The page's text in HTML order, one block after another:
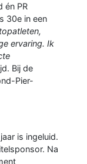
én PR
30e in een
ervaring. Ik
Bij de
Pier-
is ingeluid.
Na